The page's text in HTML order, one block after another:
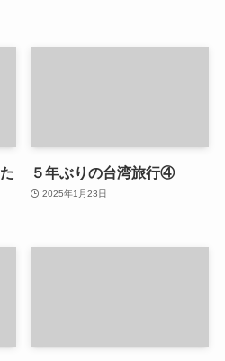
５年ぶりの台湾旅行④
2025年1月23日